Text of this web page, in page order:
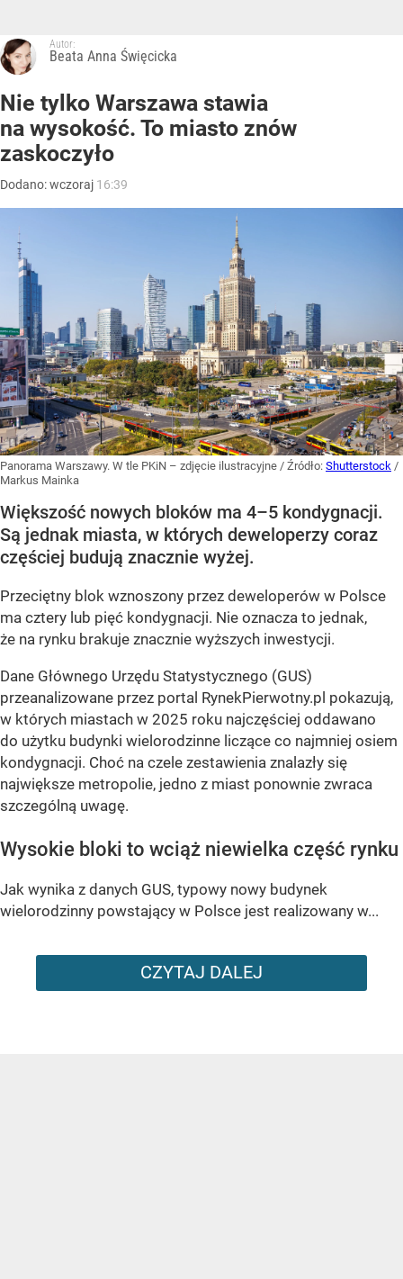
Autor:
Beata Anna Święcicka
Nie tylko Warszawa stawia
na wysokość. To miasto znów
zaskoczyło
Dodano:wczoraj 16:39
Panorama Warszawy. W tle PKiN – zdjęcie ilustracyjne / Źródło: Shutterstock /
Markus Mainka
Większość nowych bloków ma 4–5 kondygnacji.
Są jednak miasta, w których deweloperzy coraz
częściej budują znacznie wyżej.
Przeciętny blok wznoszony przez deweloperów w Polsce
ma cztery lub pięć kondygnacji. Nie oznacza to jednak,
że na rynku brakuje znacznie wyższych inwestycji.
Dane Głównego Urzędu Statystycznego (GUS)
przeanalizowane przez portal RynekPierwotny.pl pokazują,
w których miastach w 2025 roku najczęściej oddawano
do użytku budynki wielorodzinne liczące co najmniej osiem
kondygnacji. Choć na czele zestawienia znalazły się
największe metropolie, jedno z miast ponownie zwraca
szczególną uwagę.
Wysokie bloki to wciąż niewielka część rynku
Jak wynika z danych GUS, typowy nowy budynek
wielorodzinny powstający w Polsce jest realizowany w...
CZYTAJ DALEJ